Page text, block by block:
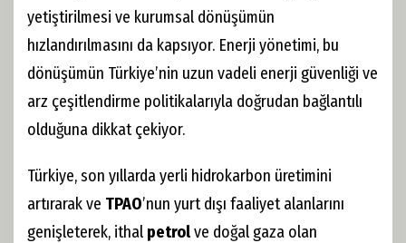
yetiştirilmesi ve kurumsal dönüşümün
hızlandırılmasını da kapsıyor. Enerji yönetimi, bu
dönüşümün Türkiye’nin uzun vadeli enerji güvenliği ve
arz çeşitlendirme politikalarıyla doğrudan bağlantılı
olduğuna dikkat çekiyor.
Türkiye, son yıllarda yerli hidrokarbon üretimini
artırarak ve TPAO’nun yurt dışı faaliyet alanlarını
genişleterek, ithal petrolve doğal gaza olan